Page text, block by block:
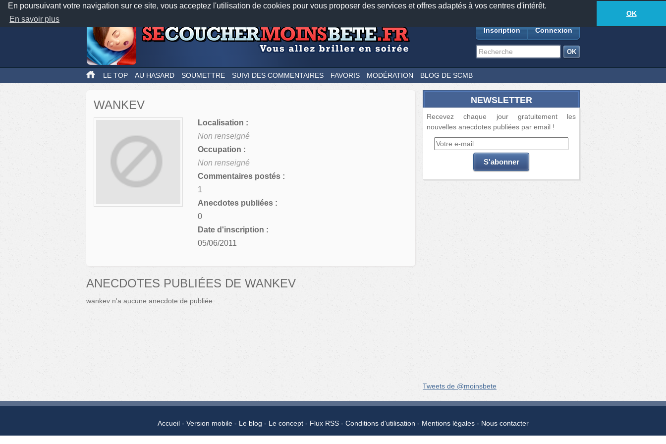
En poursuivant votre navigation sur ce site, vous acceptez l'utilisation de cookies pour vous proposer des services et offres adaptés à vos centres d'intérêt.
En savoir plus
OK
Nos applications mobiles Newsletter Facebook
TwitterFeeds18877anecdotes-581lecteurs connectés
Inscription Connexion
LE TOP AU HASARD SOUMETTRE SUIVI DES COMMENTAIRES FAVORIS MODÉRATION BLOG DE SCMB
WANKEV
Localisation :
Non renseigné
Occupation :
Non renseigné
Commentaires postés :
1
Anecdotes publiées :
0
Date d'inscription :
05/06/2011
ANECDOTES PUBLIÉES DE WANKEV
wankev n'a aucune anecdote de publiée.
NEWSLETTER
Recevez chaque jour gratuitement les
nouvelles anecdotes publiées par email !
Tweets de @moinsbete
Accueil Version mobile Le blog Le concept Flux RSS Conditions d'utilisation Mentions légales Nous contacter